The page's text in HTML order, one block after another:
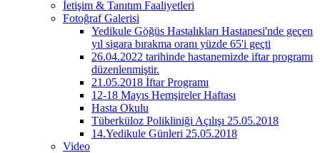
İetişim & Tanıtım Faaliyetleri
Fotoğraf Galerisi
Yedikule Göğüs Hastalıkları Hastanesi'nde geçen
yıl sigara bırakma oranı yüzde 65'i geçti
26.04.2022 tarihinde hastanemizde iftar programı
düzenlenmiştir.
21.05.2018 İftar Programı
12-18 Mayıs Hemşireler Haftası
Hasta Okulu
Tüberküloz Polikliniği Açılışı 25.05.2018
14.Yedikule Günleri 25.05.2018
Video